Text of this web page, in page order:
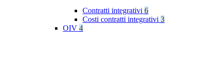
Contratti integrativi 6
Costi contratti integrativi 3
OIV 4